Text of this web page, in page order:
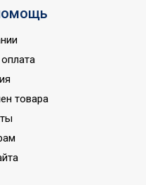
Универсальное
оборудование
IPX0
4
товара